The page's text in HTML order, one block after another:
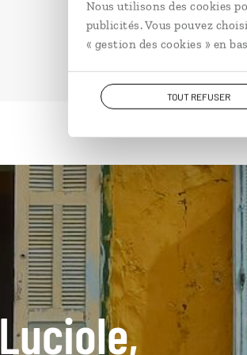
Nous utilisons des cookies
publicités. Vous pouvez
« gestion des cookies » en
TOUT REFUSER
Luciole,